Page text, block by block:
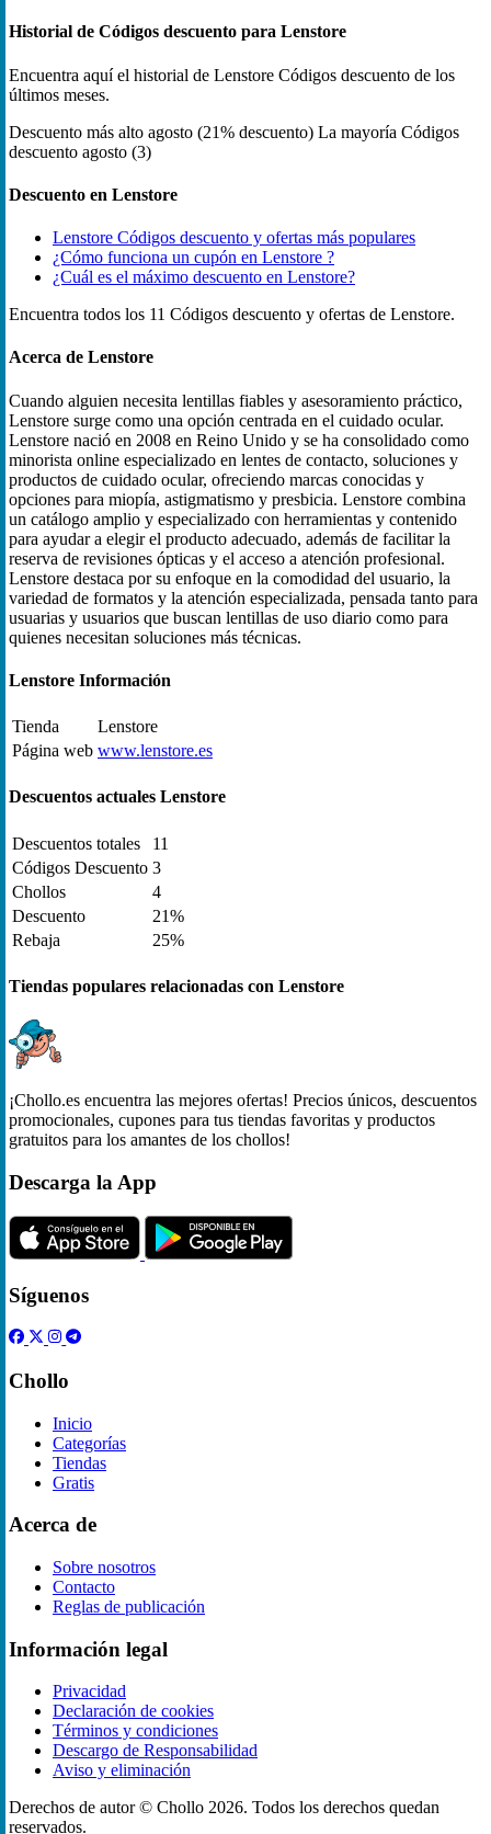
Historial de Códigos descuento para Lenstore
Encuentra aquí el historial de Lenstore Códigos descuento de los
últimos meses.
Descuento más alto agosto (21% descuento) La mayoría Códigos
descuento agosto (3)
Descuento en Lenstore
Lenstore Códigos descuento y ofertas más populares
¿Cómo funciona un cupón en Lenstore ?
¿Cuál es el máximo descuento en Lenstore?
Encuentra todos los 11 Códigos descuento y ofertas de Lenstore.
Acerca de Lenstore
Cuando alguien necesita lentillas fiables y asesoramiento práctico,
Lenstore surge como una opción centrada en el cuidado ocular.
Lenstore nació en 2008 en Reino Unido y se ha consolidado como
minorista online especializado en lentes de contacto, soluciones y
productos de cuidado ocular, ofreciendo marcas conocidas y
opciones para miopía, astigmatismo y presbicia. Lenstore combina
un catálogo amplio y especializado con herramientas y contenido
para ayudar a elegir el producto adecuado, además de facilitar la
reserva de revisiones ópticas y el acceso a atención profesional.
Lenstore destaca por su enfoque en la comodidad del usuario, la
variedad de formatos y la atención especializada, pensada tanto para
usuarias y usuarios que buscan lentillas de uso diario como para
quienes necesitan soluciones más técnicas.
Lenstore Información
Tienda
Lenstore
Página web www.lenstore.es
Descuentos actuales Lenstore
Descuentos totales
11
Códigos Descuento 3
Chollos
4
Descuento
21%
Rebaja
25%
Tiendas populares relacionadas con Lenstore
¡Chollo.es encuentra las mejores ofertas! Precios únicos, descuentos
promocionales, cupones para tus tiendas favoritas y productos
gratuitos para los amantes de los chollos!
Descarga la App
Síguenos
Chollo
Inicio
Categorías
Tiendas
Gratis
Acerca de
Sobre nosotros
Contacto
Reglas de publicación
Información legal
Privacidad
Declaración de cookies
Términos y condiciones
Descargo de Responsabilidad
Aviso y eliminación
Derechos de autor © Chollo 2026. Todos los derechos quedan
reservados.